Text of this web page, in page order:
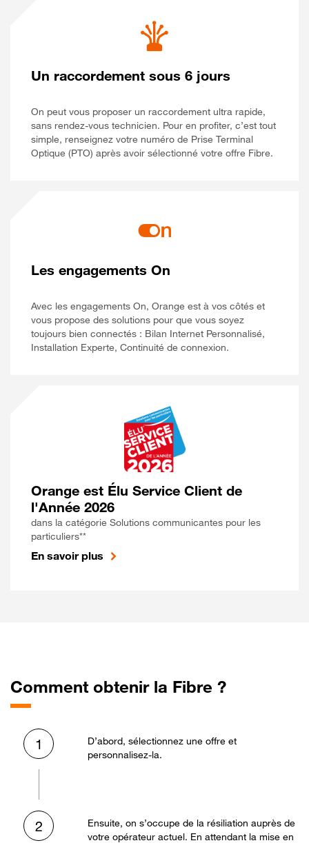
Un raccordement sous 6 jours
On peut vous proposer un raccordement ultra rapide,
sans rendez-vous technicien. Pour en profiter, c’est tout
simple, renseignez votre numéro de Prise Terminal
Optique (PTO) après avoir sélectionné votre offre Fibre.
Les engagements On
Avec les engagements On, Orange est à vos côtés et
vous propose des solutions pour que vous soyez
toujours bien connectés : Bilan Internet Personnalisé,
Installation Experte, Continuité de connexion.
Orange est Élu Service Client de
l'Année 2026
dans la catégorie Solutions communicantes pour les
particuliers**
En savoir plus
Comment obtenir la Fibre ?
1
D’abord, sélectionnez une offre et
personnalisez-la.
2
Ensuite, on s’occupe de la résiliation auprès de
votre opérateur actuel. En attendant la mise en